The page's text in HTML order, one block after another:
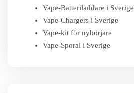
Vape-Batteriladdare i Sverige
Vape-Chargers i Sverige
Vape-kit för nybörjare
Vape-Sporal i Sverige